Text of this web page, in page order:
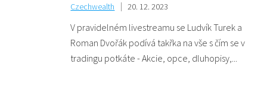
Czechwealth
20. 12. 2023
V pravidelném livestreamu se Ludvík Turek a
Roman Dvořák podívá takřka na vše s čím se v
tradingu potkáte - Akcie, opce, dluhopisy,...